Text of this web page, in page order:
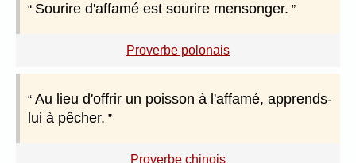
Sourire d'affamé est sourire mensonger.
Proverbe polonais
Au lieu d'offrir un poisson à l'affamé, apprends-
lui à pêcher.
Proverbe chinois